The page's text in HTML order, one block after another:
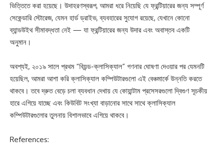
ভিত্তিতে করা হয়েছে। উদাহরণস্বরূপ, আমরা ধরে নিয়েছি যে ফ্রন্টিয়ারের জন্য সম্পূর্ণ
সেকেন্ডারি স্টোরেজ, যেমন হার্ড ড্রাইভ, ব্যবহারের সুযোগ রয়েছে, যেখানে কোনো
ব্যান্ডউইথ সীমাবদ্ধতা নেই — যা ফ্রন্টিয়ারের জন্য উদার এবং অবাস্তব একটি
অনুমান।
অবশ্যই, ২০১৯ সালে প্রথম “বিয়ন্ড-ক্লাসিক্যাল” গণনার ঘোষণা দেওয়ার পর যেমনটি
হয়েছিল, আমরা আশা করি ক্লাসিক্যাল কম্পিউটারগুলো এই বেঞ্চমার্কে উন্নতি করতে
থাকবে। তবে দ্রুত বেড়ে চলা ব্যবধান দেখায় যে কোয়ান্টাম প্রসেসরগুলো দ্বিগুণ সূচকীয়
হারে এগিয়ে যাচ্ছে এবং কিউবিট সংখ্যা বাড়ানোর সাথে সাথে ক্লাসিক্যাল
কম্পিউটারগুলোর তুলনায় বিশালভাবে এগিয়ে থাকবে।
References: